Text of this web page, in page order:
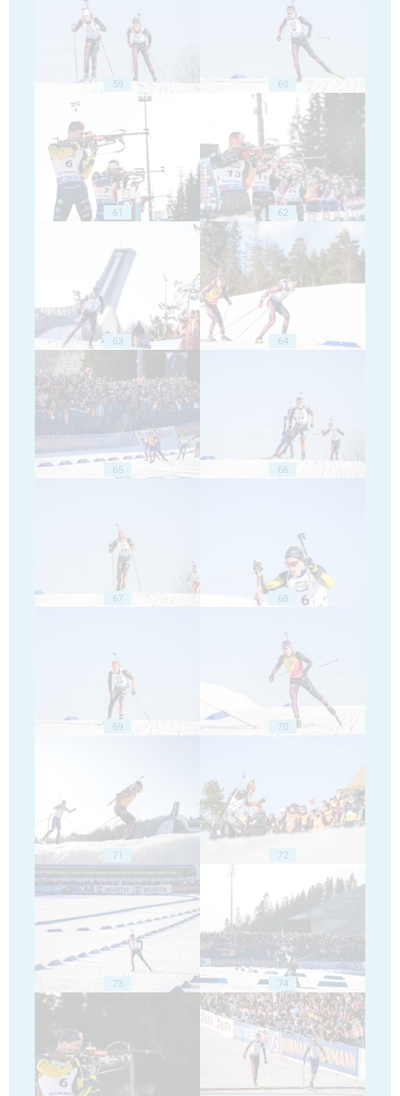
59 60
61 62
63 64
65 66
67 68
69 70
71 72
73 74